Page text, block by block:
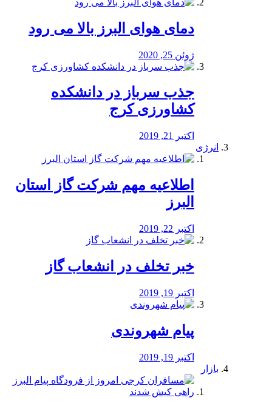
دمای هوای البرز بالا می رود
ژوئن 25, 2020
جذب سرباز در دانشکده
کشاورزی کرج
اکتبر 21, 2019
انرژی
️اطلاعیه مهم شرکت گاز استان
البرز
اکتبر 22, 2019
خبر تخلف در انشعاب گاز
اکتبر 19, 2019
پیام شهروندی
اکتبر 19, 2019
بازار